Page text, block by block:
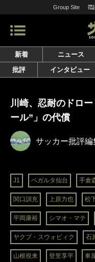
Group Site
新着 ニュース
批評
インタビュー
川崎、忍耐のドロ
ール”」の代償
サッカー批評編
J1 ベガルタ仙台 手倉
関口訓充 上原力也 松
平岡康裕 シマオ・マテ
ヤクブ・スウォビィク 石
山根視来 登里享平 車